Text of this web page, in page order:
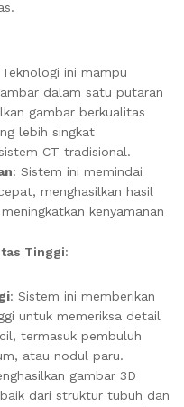
ini mampu
dalam satu putaran
gambar berkualitas
lebih singkat
CT tradisional.
: Sistem ini memindai
menghasilkan hasil
kenyamanan
Tinggi:
: Sistem ini memberikan
untuk memeriksa detail
termasuk pembuluh
atau nodul paru.
gambar 3D
dari struktur tubuh dan